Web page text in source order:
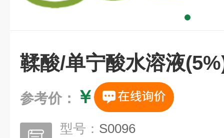
鞣酸/单宁酸水溶液
参考价： ￥
型号： S0096